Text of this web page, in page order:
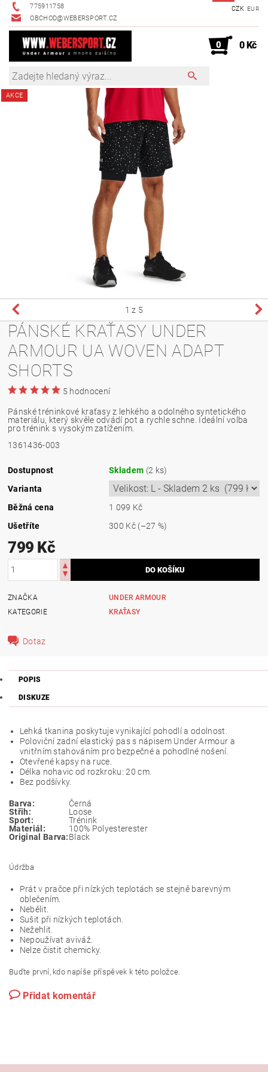
775911758
OBCHOD@WEBERSPORT.CZ
CZK EUR
0 0 Kč
AKCE
1 z 5
PÁNSKÉ KRAŤASY UNDER
ARMOUR UA WOVEN ADAPT
SHORTS
5 hodnocení
Pánské tréninkové kraťasy z lehkého a odolného syntetického
materiálu, který skvěle odvádí pot a rychle schne. Ideální volba
pro trénink s vysokým zatížením.
1361436-003
Dostupnost Skladem (2 ks)
Varianta
Běžná cena
1 099 Kč
Ušetříte
300 Kč (–27 %)
799 Kč
ZNAČKA
UNDER ARMOUR
KATEGORIE
KRAŤASY
Dotaz
POPIS
DISKUZE
Lehká tkanina poskytuje vynikající pohodlí a odolnost.
Poloviční zadní elastický pas s nápisem Under Armour a
vnitřním stahováním pro bezpečné a pohodlné nošení.
Otevřené kapsy na ruce.
Délka nohavic od rozkroku: 20 cm.
Bez podšívky.
Barva:
Černá
Střih:
Loose
Sport:
Trénink
Materiál:
100% Polyesterester
Original Barva:Black
Údržba
Prát v pračce při nízkých teplotách se stejně barevným
oblečením.
Nebělit.
Sušit při nízkých teplotách.
Nežehlit.
Nepoužívat aviváž.
Nelze čistit chemicky.
Buďte první, kdo napíše příspěvek k této položce.
Přidat komentář